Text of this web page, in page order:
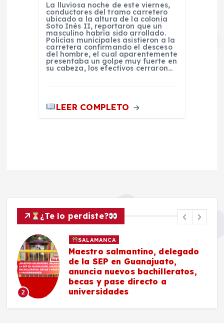
La lluviosa noche de este viernes,
conductores del tramo carretero
ubicado a la altura de la colonia
Soto Inés II, reportaron que un
masculino habría sido arrollado.
Policías municipales asistieron a la
carretera confirmando el desceso
del hombre, el cual aparentemente
presentaba un golpe muy fuerte en
su cabeza, los efectivos cerraron…
LEER COMPLETO
¿Te lo perdiste?
2
SALAMANCA
Maestro salmantino, delegado
de la SEP en Guanajuato,
anuncia nuevos bachilleratos,
becas y pase directo a
universidades